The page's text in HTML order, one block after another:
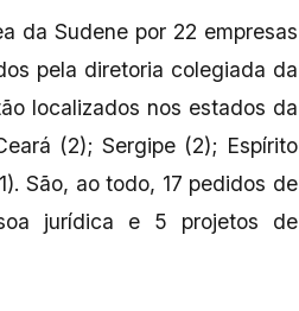
da Sudene por 22 empresas
pela diretoria colegiada da
localizados nos estados da
(2); Sergipe (2); Espírito
São, ao todo, 17 pedidos de
jurídica e 5 projetos de